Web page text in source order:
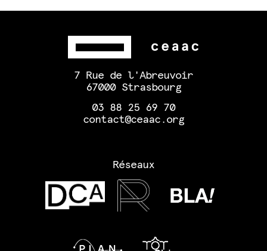
7 Rue de l'Abreuvoir
67000 Strasbourg
03 88 25 69 70
contact@ceaac.org
Réseaux